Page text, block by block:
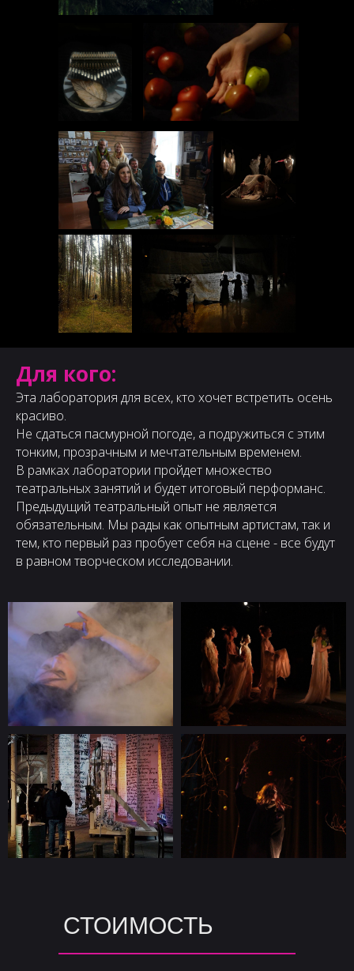
Для кого:
Эта лаборатория для всех, кто хочет встретить осень
красиво.
Не сдаться пасмурной погоде, а подружиться с этим
тонким, прозрачным и мечтательным временем.
В рамках лаборатории пройдет множество
театральных занятий и будет итоговый перформанс.
Предыдущий театральный опыт не является
обязательным. Мы рады как опытным артистам, так и
тем, кто первый раз пробует себя на сцене - все будут
в равном творческом исследовании.
СТОИМОСТЬ